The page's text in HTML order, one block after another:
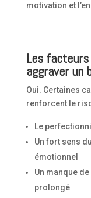
motivation et
Les
aggraver un
Oui. Certaines
renforcent le
Le
Un fort sens
émotionnel
Un manque
prolongé